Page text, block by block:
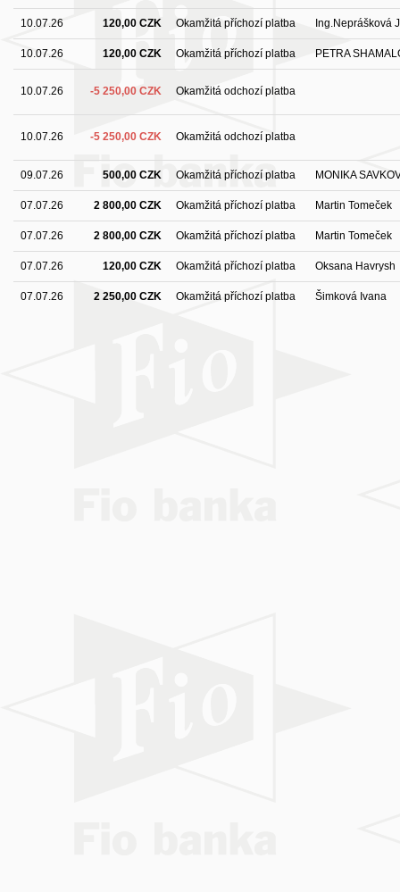
10.07.26 120,00 CZK Okamžitá příchozí platba Ing.Neprášková
10.07.26 120,00 CZK Okamžitá příchozí platba PETRA
10.07.26 -5 250,00 CZK Okamžitá odchozí platba
10.07.26 -5 250,00 CZK Okamžitá odchozí platba
09.07.26 500,00 CZK Okamžitá příchozí platba MONIKA
07.07.26 2 800,00 CZK Okamžitá příchozí platba Martin Tomeček
07.07.26 2 800,00 CZK Okamžitá příchozí platba Martin Tomeček
07.07.26 120,00 CZK Okamžitá příchozí platba Oksana Havrysh
07.07.26 2 250,00 CZK Okamžitá příchozí platba Šimková Ivana